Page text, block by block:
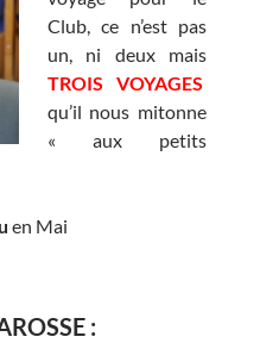
Club, ce n’est pas
un, ni deux mais
TROIS VOYAGES
qu’il nous mitonne
« aux petits
en Mai
: